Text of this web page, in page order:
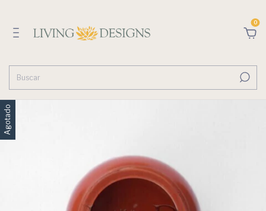
0
Agotado